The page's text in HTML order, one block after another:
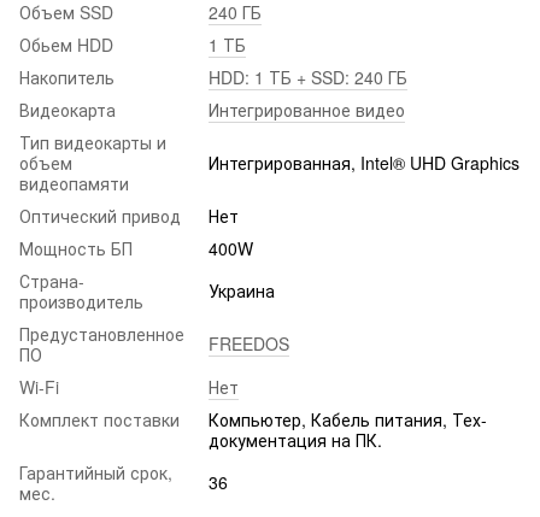
Объем SSD
240 ГБ
Обьем HDD
1 ТБ
Накопитель
HDD: 1 ТБ + SSD: 240 ГБ
Видеокарта
Интегрированное видео
Тип видеокарты и
объем
видеопамяти
Интегрированная, Intel® UHD Graphics
Оптический привод
Нет
Мощность БП
400W
Страна-
производитель
Украина
Предустановленное
ПО
FREEDOS
Wi-Fi
Нет
Комплект поставки
Компьютер, Кабель питания, Тех-
документация на ПК.
Гарантийный срок,
мес.
36